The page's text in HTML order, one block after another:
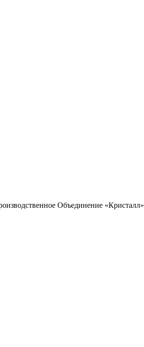
Объединение «Кристалл»